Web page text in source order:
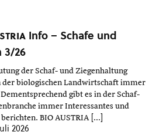
Info – Schafe und
3/26
der Schaf- und Ziegenhaltung
biologischen Landwirtschaft immer
gibt es in der Schaf-
immer Interessantes und
berichten. BIO AUSTRIA […]
2026